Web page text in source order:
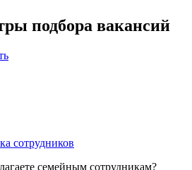
подбора вакансий
сотрудников
семейным сотрудникам?